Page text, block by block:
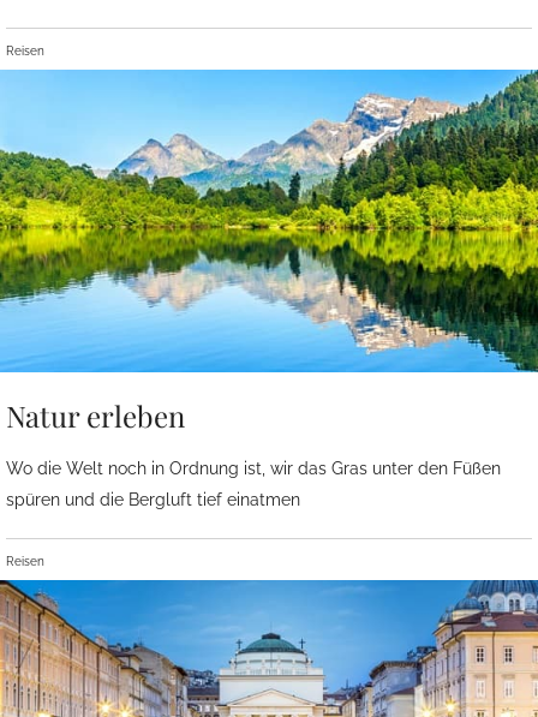
Reisen
Natur erleben
Wo die Welt noch in Ordnung ist, wir das Gras unter den Füßen
spüren und die Bergluft tief einatmen
Reisen